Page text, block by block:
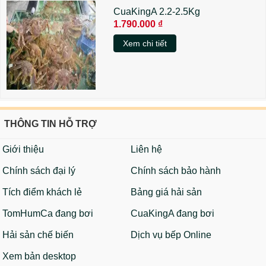
CuaKingA 2.2-2.5Kg
1.790.000 ₫
Xem chi tiết
THÔNG TIN HỖ TRỢ
Giới thiệu Liên hệ
Chính sách đại lý Chính sách bảo hành
Tích điểm khách lẻ Bảng giá hải sản
TomHumCa đang bơi CuaKingA đang bơi
Hải sản chế biến Dịch vụ bếp Online
Xem bản desktop